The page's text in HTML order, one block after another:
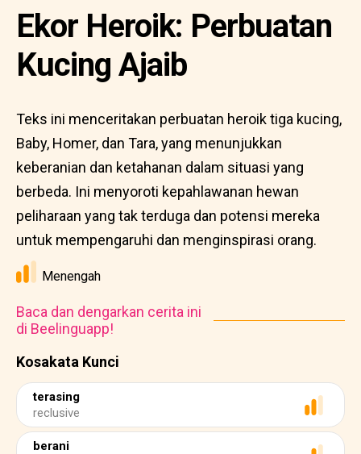
Kosakata Kunci
terasing
reclusive
berani
Ekor Heroik: Perbuatan
Kucing Ajaib
Teks ini menceritakan perbuatan heroik tiga kucing,
Baby, Homer, dan Tara, yang menunjukkan
keberanian dan ketahanan dalam situasi yang
berbeda. Ini menyoroti kepahlawanan hewan
peliharaan yang tak terduga dan potensi mereka
untuk mempengaruhi dan menginspirasi orang.
Menengah
Baca dan dengarkan cerita ini
di Beelinguapp!